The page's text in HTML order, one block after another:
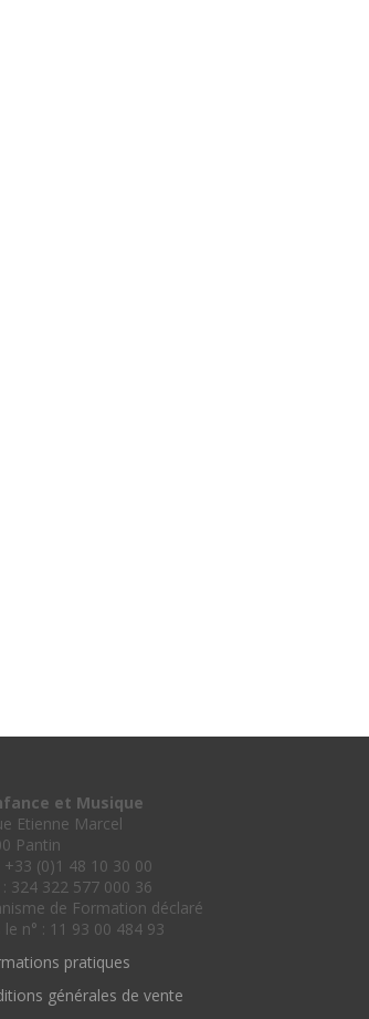
et Musique
Etienne Marcel
Pantin
+33 (0)1 48 10 30 00
: 324 322 577 000 36
de Formation déclaré
le n° : 11 93 00 484 93
pratiques
générales de vente